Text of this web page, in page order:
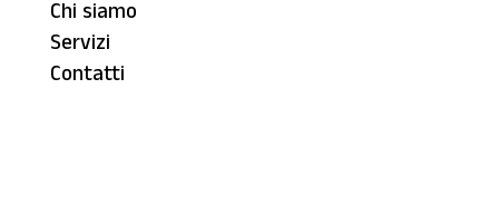
Chi siamo
Servizi
Contatti